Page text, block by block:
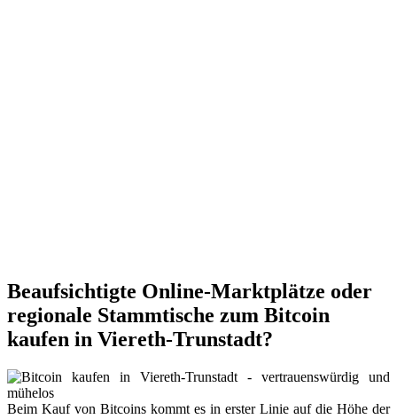
Beaufsichtigte Online-Marktplätze oder
regionale Stammtische zum Bitcoin
kaufen in Viereth-Trunstadt?
Beim Kauf von Bitcoins kommt es in erster Linie auf die Höhe der